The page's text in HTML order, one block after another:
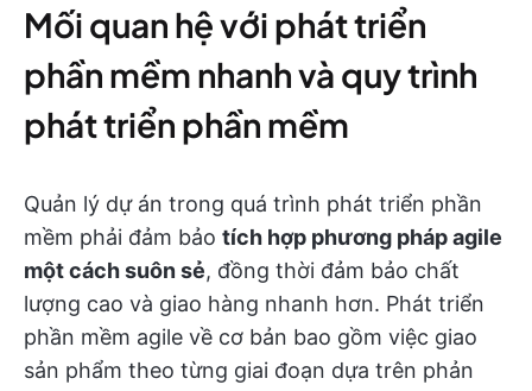
Mối quan hệ với phát triển
phần mềm nhanh và quy trình
phát triển phần mềm
Quản lý dự án trong quá trình phát triển phần
mềm phải đảm bảo tích hợp phương pháp agile
một cách suôn sẻ, đồng thời đảm bảo chất
lượng cao và giao hàng nhanh hơn. Phát triển
phần mềm agile về cơ bản bao gồm việc giao
sản phẩm theo từng giai đoạn dựa trên phản